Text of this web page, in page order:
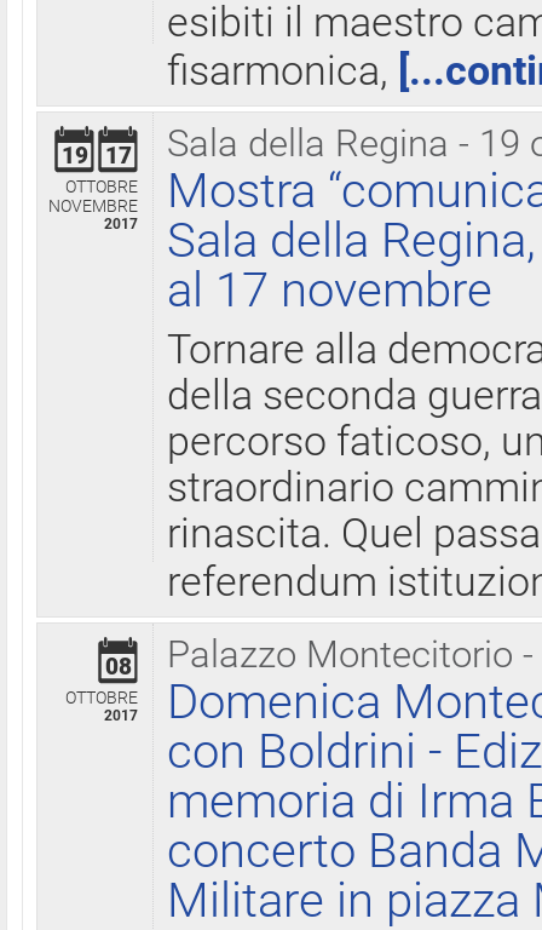
esibiti il maestro
fisarmonica,
Sala della Regina - 19
19 17
OTTOBRE
NOVEMBRE
2017
Mostra
Sala della
al 17 novembre
Tornare alla
della seconda
percorso faticoso,
straordinario
rinascita. Quel
referendum
Palazzo Montecitorio
08
OTTOBRE
2017
Domenica
con Boldrini -
memoria di Irma
concerto Banda
Militare in